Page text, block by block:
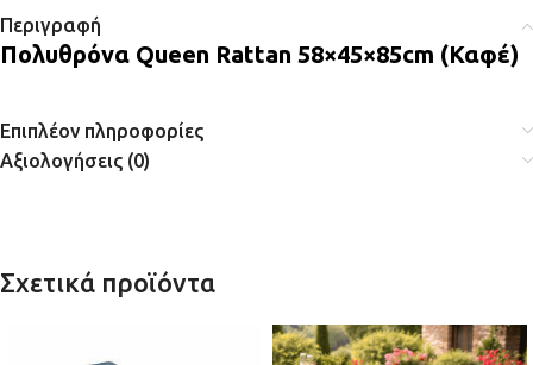
Περιγραφή
Πολυθρόνα Queen Rattan 58×45×85cm (Καφέ)
Επιπλέον πληροφορίες
Αξιολογήσεις (0)
Σχετικά προϊόντα